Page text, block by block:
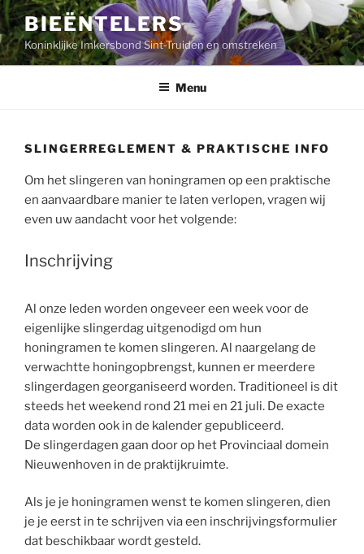
Ga
naar
de
inhoud
BIEËNTELERS
Koninklijke Imkersbond Sint-Truiden en omstreken
Menu
SLINGERREGLEMENT & PRAKTISCHE INFO
Om het slingeren van honingramen op een praktische
en aanvaardbare manier te laten verlopen, vragen wij
even uw aandacht voor het volgende:
Inschrijving
Al onze leden worden ongeveer een week voor de
eigenlijke slingerdag uitgenodigd om hun
honingramen te komen slingeren. Al naargelang de
verwachtte honingopbrengst, kunnen er meerdere
slingerdagen georganiseerd worden. Traditioneel is dit
steeds het weekend rond 21 mei en 21 juli. De exacte
data worden ook in de kalender gepubliceerd.
De slingerdagen gaan door op het Provinciaal domein
Nieuwenhoven in de praktijkruimte.
Als je je honingramen wenst te komen slingeren, dien
je je eerst in te schrijven via een inschrijvingsformulier
dat beschikbaar wordt gesteld.